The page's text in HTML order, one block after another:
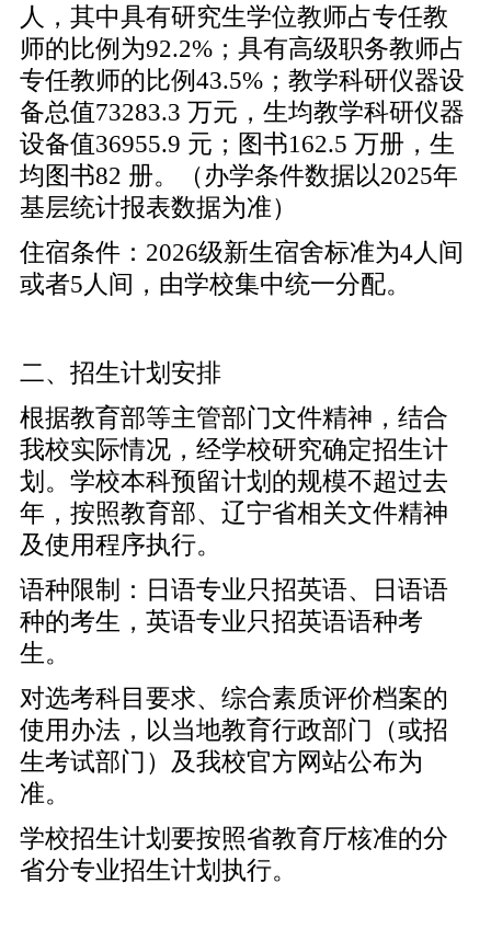
人，其中具有研究生学位教师占专任教
师的比例为92.2%；具有高级职务教师占
专任教师的比例43.5%；教学科研仪器设
备总值73283.3 万元，生均教学科研仪器
设备值36955.9 元；图书162.5 万册，生
均图书82 册。（办学条件数据以2025年
基层统计报表数据为准）
住宿条件：2026级新生宿舍标准为4人间
或者5人间，由学校集中统一分配。
二、招生计划安排
根据教育部等主管部门文件精神，结合
我校实际情况，经学校研究确定招生计
划。学校本科预留计划的规模不超过去
年，按照教育部、辽宁省相关文件精神
及使用程序执行。
语种限制：日语专业只招英语、日语语
种的考生，英语专业只招英语语种考
生。
对选考科目要求、综合素质评价档案的
使用办法，以当地教育行政部门（或招
生考试部门）及我校官方网站公布为
准。
学校招生计划要按照省教育厅核准的分
省分专业招生计划执行。